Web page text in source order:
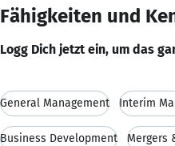
Fähigkeiten und
Logg Dich jetzt ein, um das
General Management Interim
Business Development Mergers